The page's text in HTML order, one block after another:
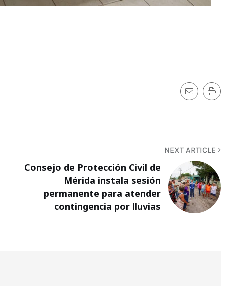
NEXT ARTICLE
Consejo de Protección Civil de
Mérida instala sesión
permanente para atender
contingencia por lluvias